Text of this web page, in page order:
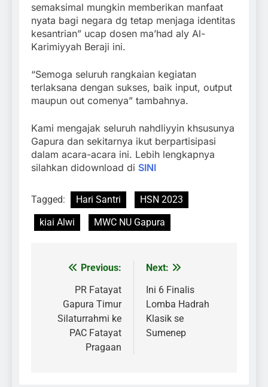
semaksimal mungkin memberikan manfaat
nyata bagi negara dg tetap menjaga identitas
kesantrian” ucap dosen ma’had aly Al-
Karimiyyah Beraji ini.
“Semoga seluruh rangkaian kegiatan
terlaksana dengan sukses, baik input, output
maupun out comenya” tambahnya.
Kami mengajak seluruh nahdliyyin khsusunya
Gapura dan sekitarnya ikut berpartisipasi
dalam acara-acara ini. Lebih lengkapnya
silahkan didownload di SINI
Tagged: Hari Santri
HSN 2023
kiai Alwi
MWC NU Gapura
NavigasiPrevious:
PR Fatayat
Gapura Timur
Silaturrahmi ke
PAC Fatayat
Pragaan
Next:
Ini 6 Finalis
Lomba Hadrah
Klasik se
Sumenep